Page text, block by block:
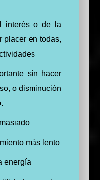
interés o de la
placer en todas,
sin hacer
o disminución
más lento
energía